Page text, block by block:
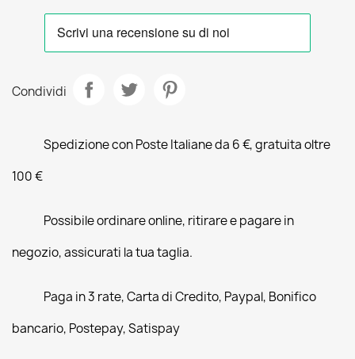
Condividi
Spedizione con Poste Italiane da 6 €, gratuita oltre
100 €
Possibile ordinare online, ritirare e pagare in
negozio, assicurati la tua taglia.
Paga in 3 rate, Carta di Credito, Paypal, Bonifico
bancario, Postepay, Satispay